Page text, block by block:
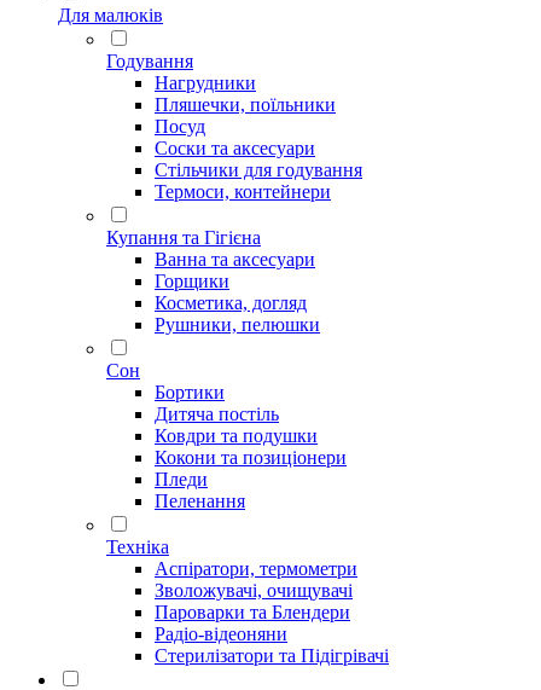
Для малюків
Годування
Нагрудники
Пляшечки, поїльники
Посуд
Соски та аксесуари
Стільчики для годування
Термоси, контейнери
Купання та Гігієна
Ванна та аксесуари
Горщики
Косметика, догляд
Рушники, пелюшки
Сон
Бортики
Дитяча постіль
Ковдри та подушки
Кокони та позиціонери
Пледи
Пеленання
Техніка
Аспіратори, термометри
Зволожувачі, очищувачі
Пароварки та Блендери
Радіо-відеоняни
Стерилізатори та Підігрівачі